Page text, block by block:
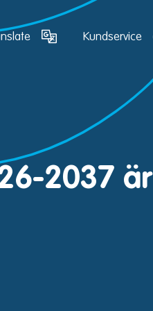
Kundservice
2037 är